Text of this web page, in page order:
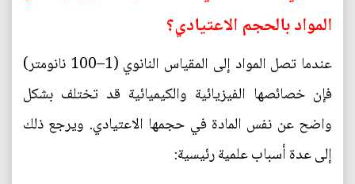
المواد بالحجم الاعتيادي؟
عندما تصل المواد إلى المقياس النانوي (1–100 نانومتر)
فإن خصائصها الفيزيائية والكيميائية قد تختلف بشكل
واضح عن نفس المادة في حجمها الاعتيادي. ويرجع ذلك
إلى عدة أسباب علمية رئيسية: